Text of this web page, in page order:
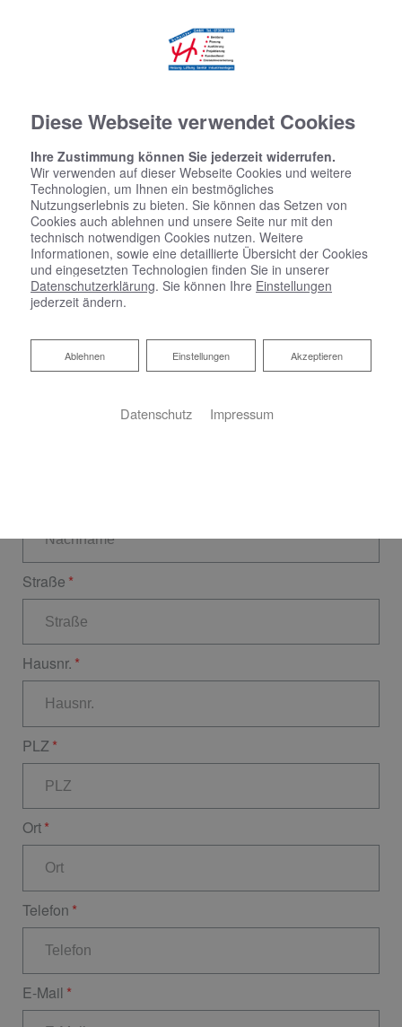
Kontaktformular
Straße
Hausnr.
PLZ
Ort
Telefon
E-Mail
Diese Webseite verwendet Cookies
Ihre Zustimmung können Sie jederzeit widerrufen.
Wir verwenden auf dieser Webseite Cookies und weitere
Technologien, um Ihnen ein bestmögliches
Nutzungserlebnis zu bieten. Sie können das Setzen von
Cookies auch ablehnen und unsere Seite nur mit den
technisch notwendigen Cookies nutzen. Weitere
Informationen, sowie eine detaillierte Übersicht der Cookies
und eingesetzten Technologien finden Sie in unserer
Datenschutzerklärung. Sie können Ihre Einstellungen
jederzeit ändern.
Akzeptieren
Einstellungen
Ablehnen
Ablehnen
Datenschutz Impressum